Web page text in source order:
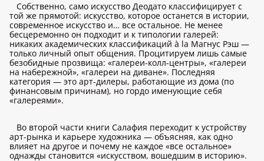
Собственно, само искусство Деодато классифицирует с
той же прямотой: искусство, которое останется в истории,
современное искусство и… все остальное. Не менее
бесцеремонно он подходит и к типологии галерей:
никаких академических классификаций à la Магнус Рэш —
только личный опыт общения. Процитируем лишь самые
безобидные прозвища: «галереи-колл-центры», «галереи
на набережной», «галереи на диване». Последняя
категория — это арт-дилеры, работающие из дома (по
финансовым причинам), но гордо именующие себя
«галереями».
Во второй части книги Салафия переходит к устройству
арт-рынка и карьере художника — объясняя, как одно
влияет на другое и почему не каждое «все остальное»
однажды становится «искусством, вошедшим в историю».